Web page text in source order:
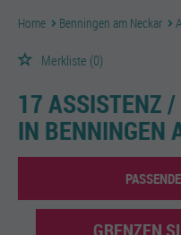
Home Benningen am Neckar
Merkliste (0)
17 ASSISTENZ
IN BENNINGEN
GRENZEN